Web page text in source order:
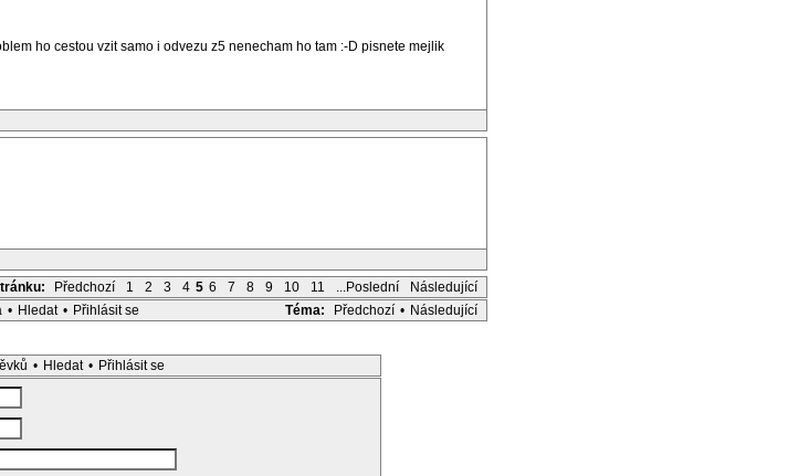
ho cestou vzit samo i odvezu z5 nenecham ho tam :-D pisnete mejlik
Předchozí 1 2 3 4 5 6 7 8 9 10 11 ...Poslední Následující
Téma:
Předchozí • Následující
• Hledat • Přihlásit se
• Hledat • Přihlásit se